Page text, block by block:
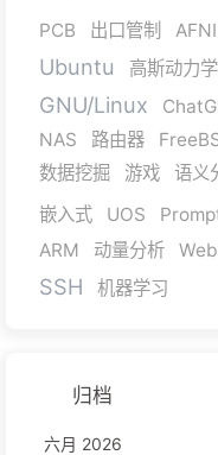
PCB 出口管制 AFNI
Ubuntu 高斯动力学
GNU/Linux
NAS
路由器
数据挖掘
游戏 语义
嵌入式
UOS
ARM 动量分析
SSH 机器学习
归档
六月 2026